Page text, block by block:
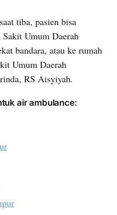
tiba, pasien bisa
Umum Daerah
bandara, atau ke rumah
Umum Daerah
RS Aisyiyah.
air ambulance: